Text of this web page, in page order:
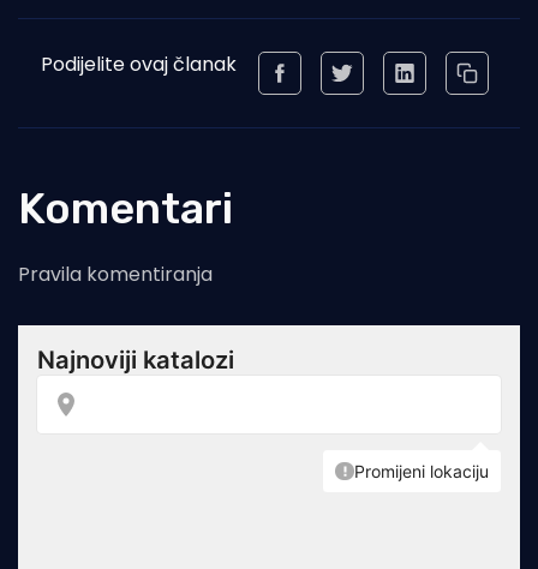
Podijelite ovaj članak
Komentari
Pravila komentiranja